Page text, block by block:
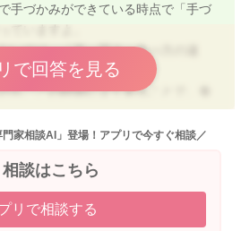
手づかみができている時点で「手づ
いのは、「形・固さ・食べ方の違
階なのだと思います。
も、この時期によくあることで、食
よくみられる様子です。
細長いスティック状にする
、舌の方を持って口に入れるスピー
で回答を見る
家相談AI」登場！アプリで今すぐ相談／
相談はこちら
リで相談する